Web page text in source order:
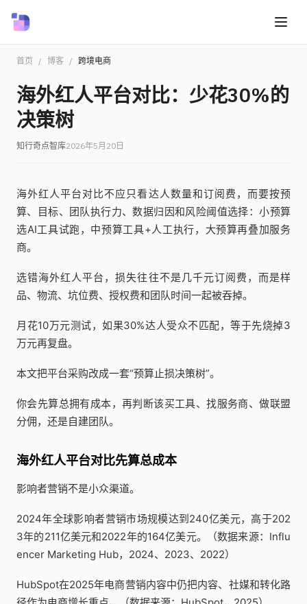
首页 / 博客 / 跨境电商
海外红人平台对比：少花30%的
决策树
知行奇点智库2026年5月20日
海外红人平台对比不应只看达人数量和订阅费，而要按预
算、目标、团队执行力、数据归因和风险阈值选择：小预算
选AI工具试跑，中预算工具+人工执行，大预算再叠加服务
商。
选错海外红人平台，损失往往不是几千元订阅费，而是样
品、物流、坑位费、授权费和团队时间一起被吞掉。
月花10万元测试，如果30%达人受众不匹配，等于先烧掉3
万元再复盘。
本文把平台采购改成一套“预算止损决策树”。
你会先算总拥有成本，再判断该买工具、找服务商、做联盟
分佣，还是自建团队。
海外红人平台对比先算总成本
影响者营销不是小众渠道。
2024年全球影响者营销市场规模达到240亿美元，高于202
3年的211亿美元和2022年的164亿美元。（数据来源：Influ
encer Marketing Hub，2024、2023、2022）
HubSpot在2025年电商营销内容中仍把内容、社媒和转化路